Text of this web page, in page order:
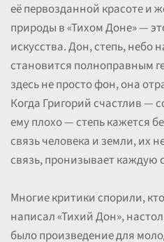
её первозданной красоте и
природы в «Тихом Доне» —
искусства. Дон, степь, небо
становится полноправным
здесь не просто фон, она
Когда Григорий счастлив —
ему плохо — степь кажется
связь человека и земли, их
связь, пронизывает каждую
Многие критики спорили,
написал «Тихий Дон»,
было произведение для